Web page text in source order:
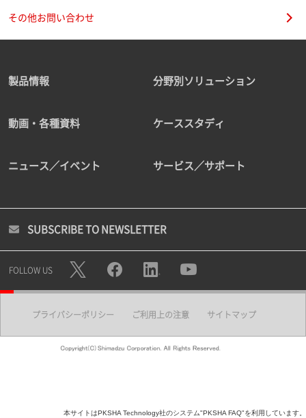
その他お問い合わせ
製品情報 分野別ソリューション
動画・各種資料 ケーススタディ
ニュース／イベント サービス／サポート
SUBSCRIBE TO NEWSLETTER
FOLLOW US
プライバシーポリシー ご利用上の注意 サイトマップ
本サイトはPKSHA Technology社のシステム"PKSHA FAQ"を利用しています。